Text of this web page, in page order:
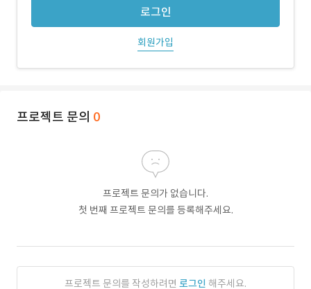
로그인
회원가입
프로젝트 문의 0
프로젝트 문의가 없습니다.
첫 번째 프로젝트 문의를 등록해주세요.
프로젝트 문의를 작성하려면 로그인 해주세요.